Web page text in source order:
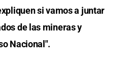
si vamos a juntar
de las mineras y
Nacional".